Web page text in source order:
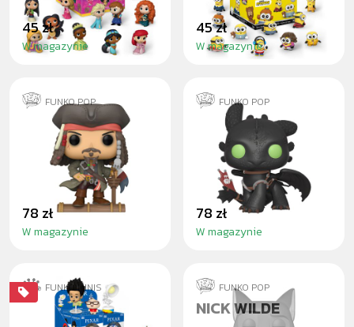
45 zł
W magazynie
45 zł
W magazynie
FUNKO POP
JACK SPARROW -
PIRATES OF THE
CARIBBEAN
78 zł
W magazynie
FUNKO POP
TOOTHLESS
78 zł
W magazynie
FUNKO MINIS
PIXAR SHORTS
FUNKO POP
NICK WILDE